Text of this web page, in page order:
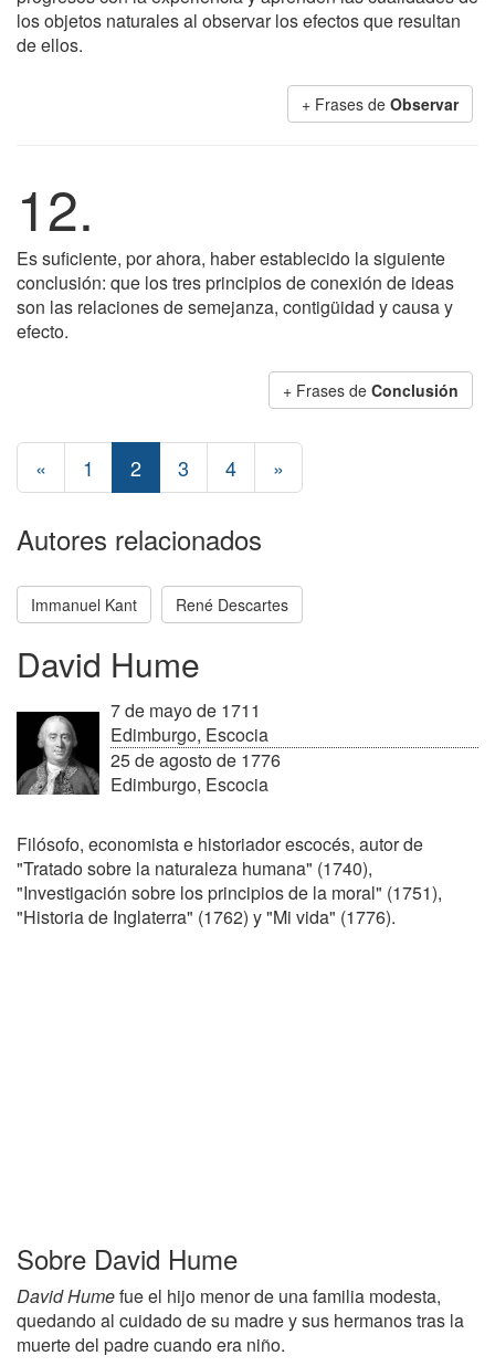
los objetos naturales al observar los efectos que resultan
de ellos.
+ Frases de Observar
12.
Es suficiente, por ahora, haber establecido la siguiente
conclusión: que los tres principios de conexión de ideas
son las relaciones de semejanza, contigüidad y causa y
efecto.
+ Frases de Conclusión
« 1 2 3 4 »
Autores relacionados
Immanuel Kant René Descartes
David Hume
7 de mayo de 1711
Edimburgo, Escocia
25 de agosto de 1776
Edimburgo, Escocia
Filósofo, economista e historiador escocés, autor de
"Tratado sobre la naturaleza humana" (1740),
"Investigación sobre los principios de la moral" (1751),
"Historia de Inglaterra" (1762) y "Mi vida" (1776).
Sobre David Hume
David Humefue el hijo menor de una familia modesta,
quedando al cuidado de su madre y sus hermanos tras la
muerte del padre cuando era niño.